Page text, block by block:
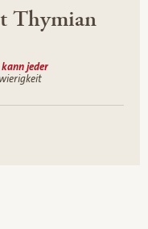
Thymian
kann jeder